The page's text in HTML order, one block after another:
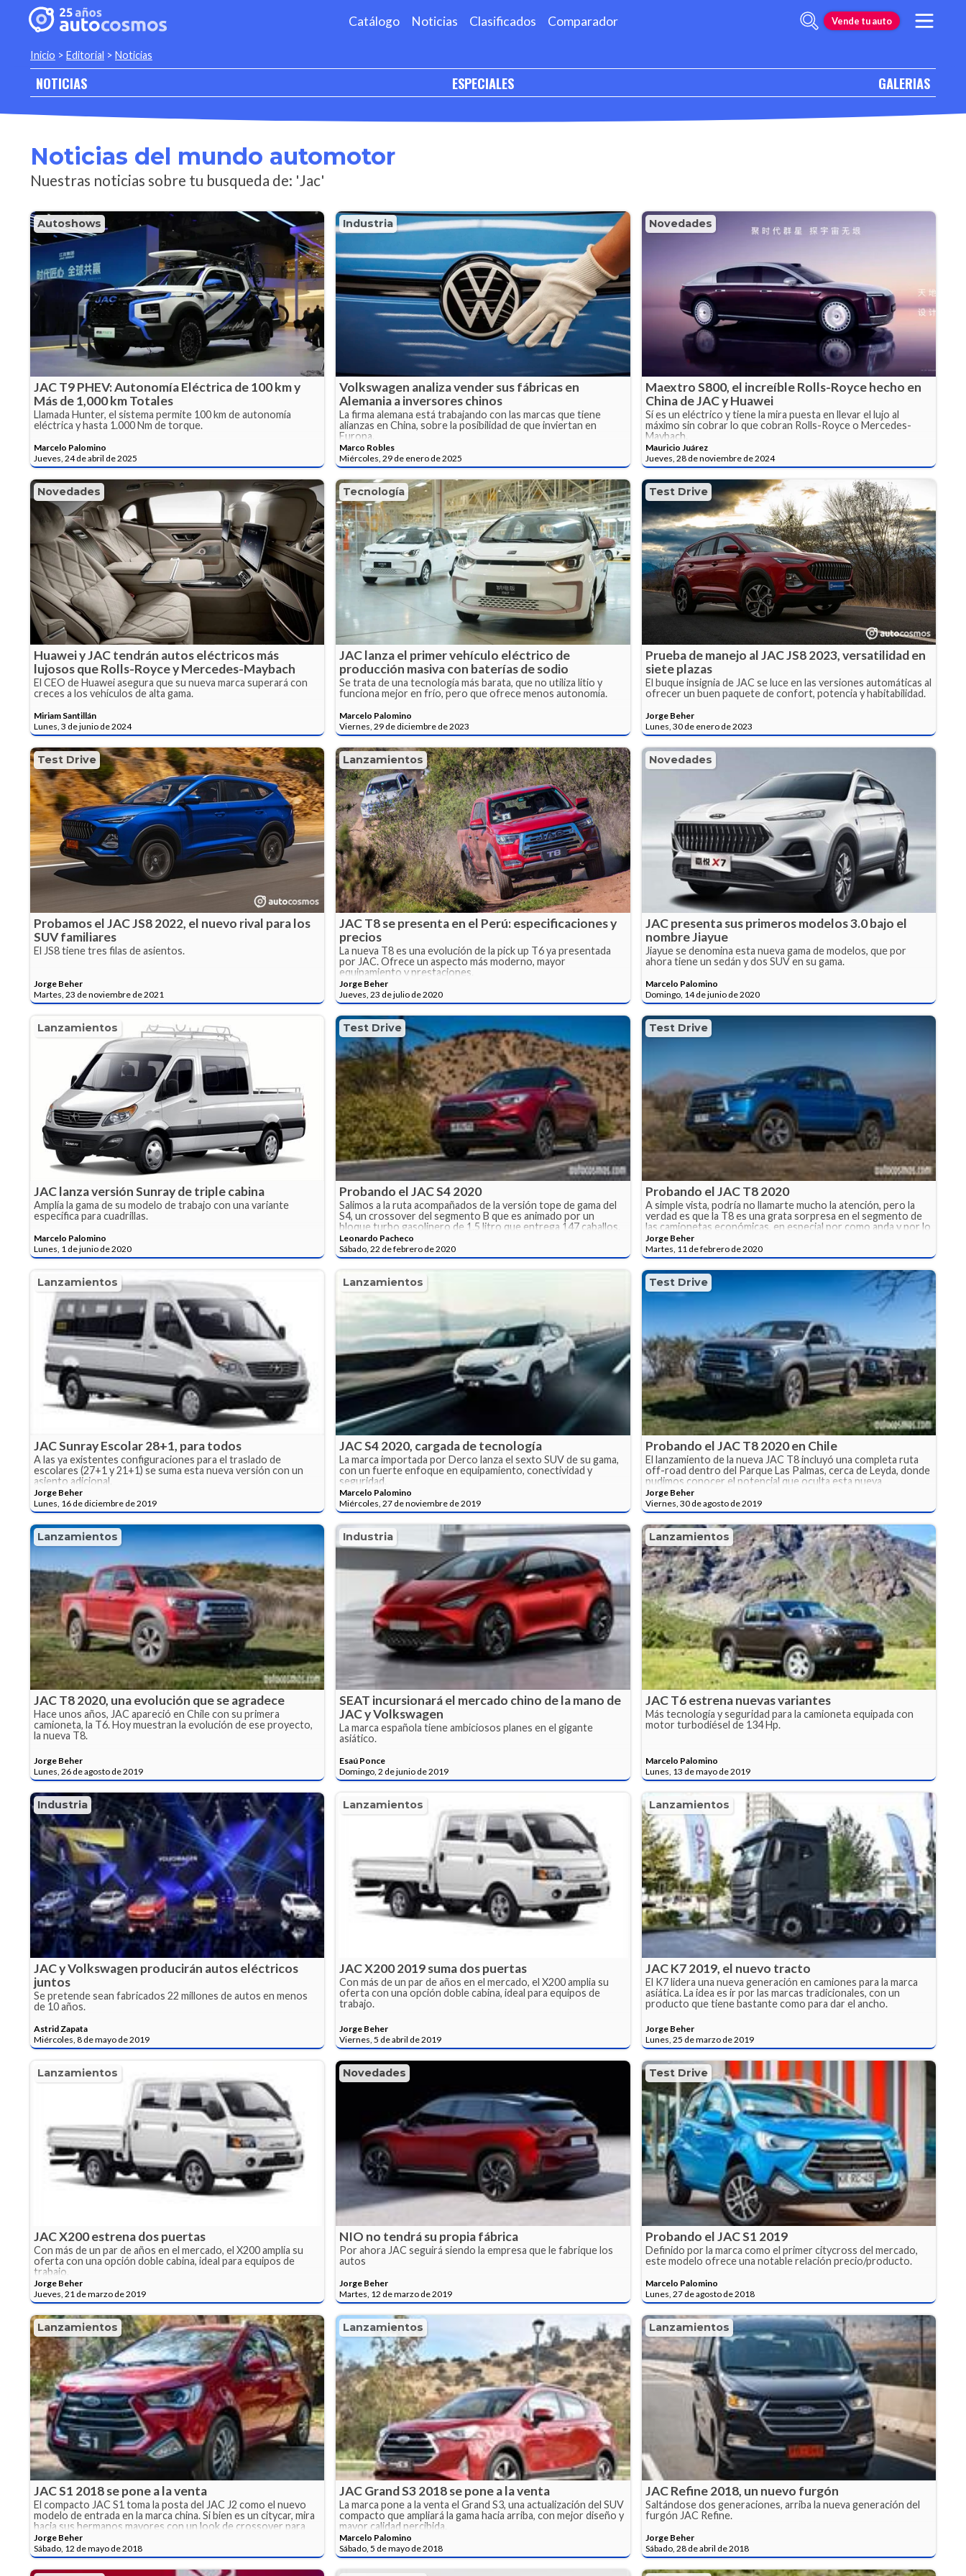
Catálogo Noticias Clasificados Comparador Vende tu auto
Inicio > Editorial > Noticias
NOTICIAS ESPECIALES GALERIAS
Noticias del mundo automotor
Nuestras noticias sobre tu busqueda de: 'Jac'
Autoshows
JAC T9 PHEV: Autonomía Eléctrica de 100 km y
Más de 1,000 km Totales
Llamada Hunter, el sistema permite 100 km de autonomía
eléctrica y hasta 1.000 Nm de torque.
Marcelo Palomino
Jueves, 24 de abril de 2025
Industria
Volkswagen analiza vender sus fábricas en
Alemania a inversores chinos
La firma alemana está trabajando con las marcas que tiene
alianzas en China, sobre la posibilidad de que inviertan en
Europa.
Marco Robles
Miércoles, 29 de enero de 2025
Novedades
Maextro S800, el increíble Rolls-Royce hecho en
China de JAC y Huawei
Sí es un eléctrico y tiene la mira puesta en llevar el lujo al
máximo sin cobrar lo que cobran Rolls-Royce o Mercedes-
Maybach.
Mauricio Juárez
Jueves, 28 de noviembre de 2024
Novedades
Huawei y JAC tendrán autos eléctricos más
lujosos que Rolls-Royce y Mercedes-Maybach
El CEO de Huawei asegura que su nueva marca superará con
creces a los vehículos de alta gama.
Miriam Santillán
Lunes, 3 de junio de 2024
Tecnología
JAC lanza el primer vehículo eléctrico de
producción masiva con baterías de sodio
Se trata de una tecnología más barata, que no utiliza litio y
funciona mejor en frío, pero que ofrece menos autonomía.
Marcelo Palomino
Viernes, 29 de diciembre de 2023
Test Drive
Prueba de manejo al JAC JS8 2023, versatilidad en
siete plazas
El buque insignia de JAC se luce en las versiones automáticas al
ofrecer un buen paquete de confort, potencia y habitabilidad.
Jorge Beher
Lunes, 30 de enero de 2023
Test Drive
Probamos el JAC JS8 2022, el nuevo rival para los
SUV familiares
El JS8 tiene tres filas de asientos.
Jorge Beher
Martes, 23 de noviembre de 2021
Lanzamientos
JAC T8 se presenta en el Perú: especificaciones y
precios
La nueva T8 es una evolución de la pick up T6 ya presentada
por JAC. Ofrece un aspecto más moderno, mayor
equipamiento y prestaciones.
Jorge Beher
Jueves, 23 de julio de 2020
Novedades
JAC presenta sus primeros modelos 3.0 bajo el
nombre Jiayue
Jiayue se denomina esta nueva gama de modelos, que por
ahora tiene un sedán y dos SUV en su gama.
Marcelo Palomino
Domingo, 14 de junio de 2020
Lanzamientos
JAC lanza versión Sunray de triple cabina
Amplía la gama de su modelo de trabajo con una variante
específica para cuadrillas.
Marcelo Palomino
Lunes, 1 de junio de 2020
Test Drive
Probando el JAC S4 2020
Salimos a la ruta acompañados de la versión tope de gama del
S4, un crossover del segmento B que es animado por un
bloque turbo gasolinero de 1.5 litro que entrega 147 caballos.
La tecnología es su principal argumento, aunque no podemos
desconocer que con este bien concebido producto JAC
Motors ha impuesto nuevos estándares en el ámbito de la
calidad.
Leonardo Pacheco
Sábado, 22 de febrero de 2020
Test Drive
Probando el JAC T8 2020
A simple vista, podría no llamarte mucho la atención, pero la
verdad es que la T8 es una grata sorpresa en el segmento de
las camionetas económicas, en especial por como anda y por lo
que ofrece.
Jorge Beher
Martes, 11 de febrero de 2020
Lanzamientos
JAC Sunray Escolar 28+1, para todos
A las ya existentes configuraciones para el traslado de
escolares (27+1 y 21+1) se suma esta nueva versión con un
asiento adicional.
Jorge Beher
Lunes, 16 de diciembre de 2019
Lanzamientos
JAC S4 2020, cargada de tecnología
La marca importada por Derco lanza el sexto SUV de su gama,
con un fuerte enfoque en equipamiento, conectividad y
seguridad.
Marcelo Palomino
Miércoles, 27 de noviembre de 2019
Test Drive
Probando el JAC T8 2020 en Chile
El lanzamiento de la nueva JAC T8 incluyó una completa ruta
off-road dentro del Parque Las Palmas, cerca de Leyda, donde
pudimos conocer el potencial que oculta esta nueva
camioneta.
Jorge Beher
Viernes, 30 de agosto de 2019
Lanzamientos
JAC T8 2020, una evolución que se agradece
Hace unos años, JAC apareció en Chile con su primera
camioneta, la T6. Hoy muestran la evolución de ese proyecto,
la nueva T8.
Jorge Beher
Lunes, 26 de agosto de 2019
Industria
SEAT incursionará el mercado chino de la mano de
JAC y Volkswagen
La marca española tiene ambiciosos planes en el gigante
asiático.
Esaú Ponce
Domingo, 2 de junio de 2019
Lanzamientos
JAC T6 estrena nuevas variantes
Más tecnología y seguridad para la camioneta equipada con
motor turbodiésel de 134 Hp.
Marcelo Palomino
Lunes, 13 de mayo de 2019
Industria
JAC y Volkswagen producirán autos eléctricos
juntos
Se pretende sean fabricados 22 millones de autos en menos
de 10 años.
Astrid Zapata
Miércoles, 8 de mayo de 2019
Lanzamientos
JAC X200 2019 suma dos puertas
Con más de un par de años en el mercado, el X200 amplia su
oferta con una opción doble cabina, ideal para equipos de
trabajo.
Jorge Beher
Viernes, 5 de abril de 2019
Lanzamientos
JAC K7 2019, el nuevo tracto
El K7 lidera una nueva generación en camiones para la marca
asiática. La idea es ir por las marcas tradicionales, con un
producto que tiene bastante como para dar el ancho.
Jorge Beher
Lunes, 25 de marzo de 2019
Lanzamientos
JAC X200 estrena dos puertas
Con más de un par de años en el mercado, el X200 amplia su
oferta con una opción doble cabina, ideal para equipos de
trabajo.
Jorge Beher
Jueves, 21 de marzo de 2019
Novedades
NIO no tendrá su propia fábrica
Por ahora JAC seguirá siendo la empresa que le fabrique los
autos
Jorge Beher
Martes, 12 de marzo de 2019
Test Drive
Probando el JAC S1 2019
Definido por la marca como el primer citycross del mercado,
este modelo ofrece una notable relación precio/producto.
Marcelo Palomino
Lunes, 27 de agosto de 2018
Lanzamientos
JAC S1 2018 se pone a la venta
El compacto JAC S1 toma la posta del JAC J2 como el nuevo
modelo de entrada en la marca china. Si bien es un citycar, mira
hacia sus hermanos mayores con un look de crossover para
tentar a más usuarios.
Jorge Beher
Sábado, 12 de mayo de 2018
Lanzamientos
JAC Grand S3 2018 se pone a la venta
La marca pone a la venta el Grand S3, una actualización del SUV
compacto que ampliará la gama hacia arriba, con mejor diseño y
mayor calidad percibida.
Marcelo Palomino
Sábado, 5 de mayo de 2018
Lanzamientos
JAC Refine 2018, un nuevo furgón
Saltándose dos generaciones, arriba la nueva generación del
furgón JAC Refine.
Jorge Beher
Sábado, 28 de abril de 2018